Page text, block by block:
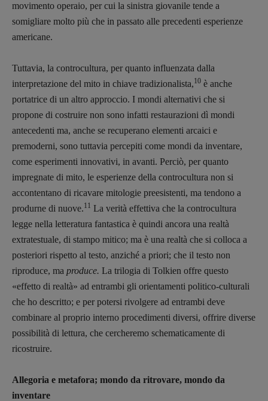
movimento operaio, per cui la sinistra giovanile tende a
somigliare molto più che in passato alle precedenti esperienze
americane.
Tuttavia, la controcultura, per quanto influenzata dalla
interpretazione del mito in chiave tradizionalista,10 è anche
portatrice di un altro approccio. I mondi alternativi che si
propone di costruire non sono infatti restaurazioni dì mondi
antecedenti ma, anche se recuperano elementi arcaici e
premoderni, sono tuttavia percepiti come mondi da inventare,
come esperimenti innovativi, in avanti. Perciò, per quanto
impregnate di mito, le esperienze della controcultura non si
accontentano di ricavare mitologie preesistenti, ma tendono a
produrne di nuove.11 La verità effettiva che la controcultura
legge nella letteratura fantastica è quindi ancora una realtà
extratestuale, di stampo mitico; ma è una realtà che si colloca a
posteriori rispetto al testo, anziché a priori; che il testo non
riproduce, ma produce. La trilogia di Tolkien offre questo
«effetto di realtà» ad entrambi gli orientamenti politico-culturali
che ho descritto; e per potersi rivolgere ad entrambi deve
combinare al proprio interno procedimenti diversi, offrire diverse
possibilità di lettura, che cercheremo schematicamente di
ricostruire.
Allegoria e metafora; mondo da ritrovare, mondo da
inventare